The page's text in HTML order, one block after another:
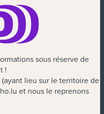
sous réserve de
!
lieu sur le territoire de
et nous le reprenons